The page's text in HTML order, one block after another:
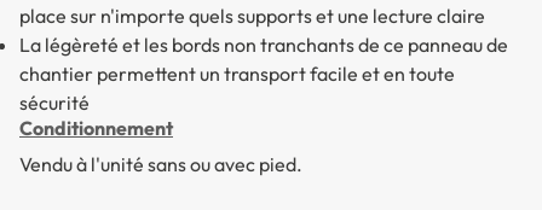
place sur n'importe quels supports et une lecture claire
La légèreté et les bords non tranchants de ce panneau de
chantier permettent un transport facile et en toute
sécurité
Conditionnement
Vendu à l'unité sans ou avec pied.